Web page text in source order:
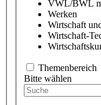
VWL/BWL
Werken
Wirtschaft
Wirtschaft-
Themenbereich
Bitte wählen